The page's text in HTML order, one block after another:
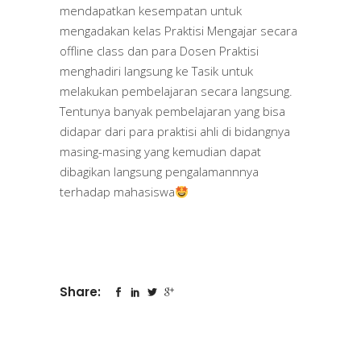
mendapatkan kesempatan untuk
mengadakan kelas Praktisi Mengajar secara
offline class dan para Dosen Praktisi
menghadiri langsung ke Tasik untuk
melakukan pembelajaran secara langsung.
Tentunya banyak pembelajaran yang bisa
didapar dari para praktisi ahli di bidangnya
masing-masing yang kemudian dapat
dibagikan langsung pengalamannnya
terhadap mahasiswa
Share: